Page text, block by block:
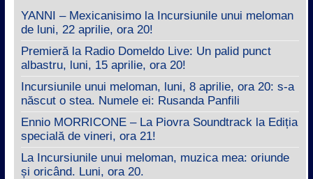
YANNI – Mexicanisimo la Incursiunile unui meloman
de luni, 22 aprilie, ora 20!
Premieră la Radio Domeldo Live: Un palid punct
albastru, luni, 15 aprilie, ora 20!
Incursiunile unui meloman, luni, 8 aprilie, ora 20: s-a
născut o stea. Numele ei: Rusanda Panfili
Ennio MORRICONE – La Piovra Soundtrack la Ediția
specială de vineri, ora 21!
La Incursiunile unui meloman, muzica mea: oriunde
și oricând. Luni, ora 20.